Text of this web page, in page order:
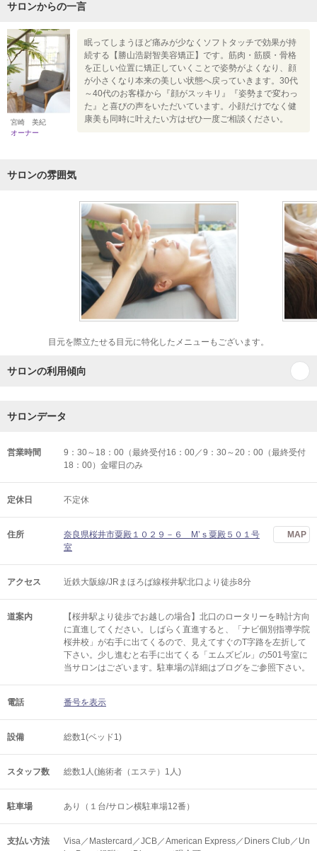
サロンからの一言
宮崎 美紀
オーナー
眠ってしまうほど痛みが少なくソフトタッチで効果が持
続する【勝山浩尉智美容矯正】です。筋肉・筋膜・骨格
を正しい位置に矯正していくことで姿勢がよくなり、顔
が小さくなり本来の美しい状態へ戻っていきます。30代
～40代のお客様から『顔がスッキリ』『姿勢まで変わっ
た』と喜びの声をいただいています。小顔だけでなく健
康美も同時に叶えたい方はぜひ一度ご相談ください。
サロンの雰囲気
目元を際立たせる目元に特化したメニューもございます。
サロンの利用傾向
サロンデータ
営業時間
9：30～18：00（最終受付16：00／9：30～20：00（最終受付
18：00）金曜日のみ
定休日 不定休
住所
奈良県桜井市粟殿１０２９－６ M’ｓ粟殿５０１号
室
MAP
アクセス 近鉄大阪線/JRまほろば線桜井駅北口より徒歩8分
道案内
【桜井駅より徒歩でお越しの場合】北口のロータリーを時計方向
に直進してください。しばらく直進すると、「ナビ個別指導学院
桜井校」が右手に出てくるので、見えてすぐのT字路を左折して
下さい。少し進むと右手に出てくる「エムズビル」の501号室に
当サロンはございます。駐車場の詳細はブログをご参照下さい。
電話 番号を表示
設備 総数1(ベッド1)
スタッフ数 総数1人(施術者（エステ）1人)
駐車場 あり（１台/サロン横駐車場12番）
支払い方法
Visa／Mastercard／JCB／American Express／Diners Club／Un